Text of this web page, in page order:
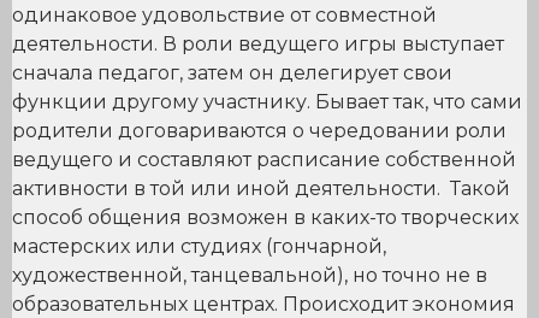
одинаковое удовольствие от совместной
деятельности. В роли ведущего игры выступает
сначала педагог, затем он делегирует свои
функции другому участнику. Бывает так, что сами
родители договариваются о чередовании роли
ведущего и составляют расписание собственной
активности в той или иной деятельности. Такой
способ общения возможен в каких-то творческих
мастерских или студиях (гончарной,
художественной, танцевальной), но точно не в
образовательных центрах. Происходит экономия